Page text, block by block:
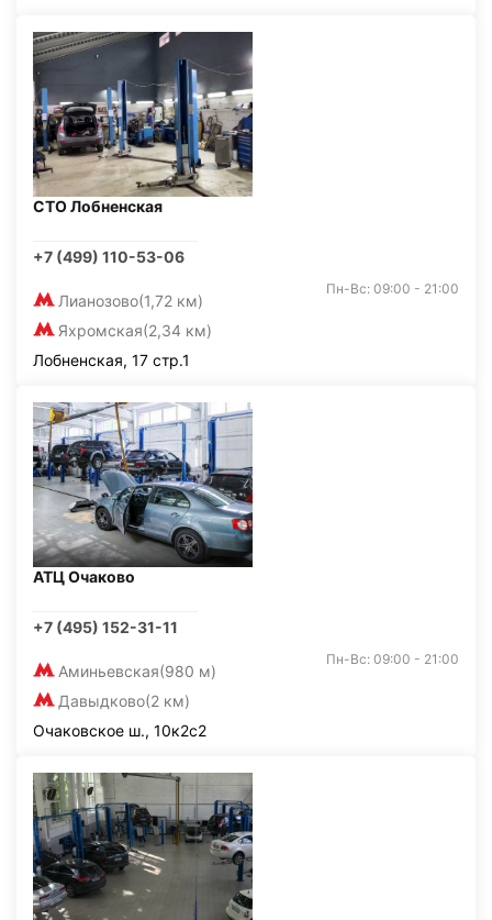
СТО Лобненская
+7 (499) 110-53-06
Лианозово(1,72 км)
Яхромская(2,34 км)
Пн-Вс: 09:00 - 21:00
Лобненская, 17 стр.1
АТЦ Очаково
+7 (495) 152-31-11
Аминьевская(980 м)
Давыдково(2 км)
Пн-Вс: 09:00 - 21:00
Очаковское ш., 10к2с2